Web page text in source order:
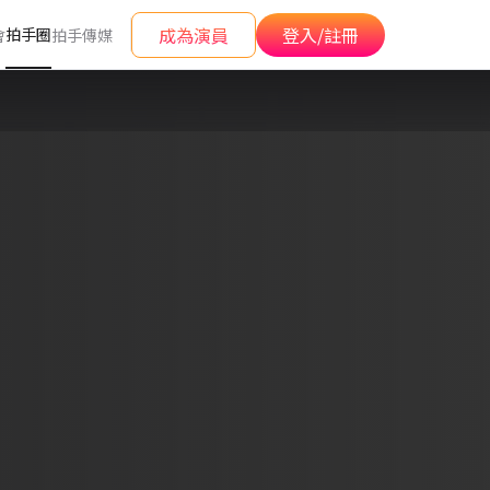
拍手圈拍手傳媒 成為演員 登入/註冊